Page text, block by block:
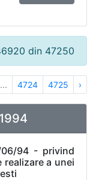
din 47250
... 4724 4725 ›
06/94 - privind
realizare a unei